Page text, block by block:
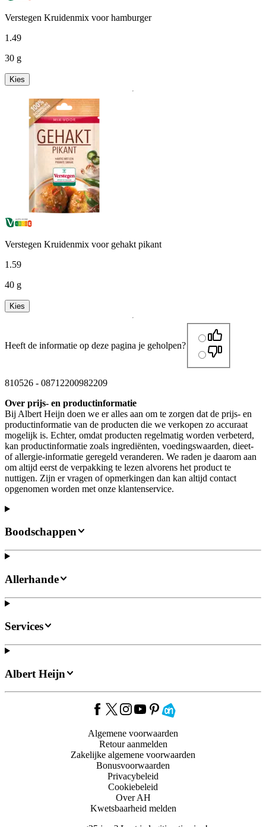
Verstegen Kruidenmix voor hamburger
1 .49
30 g
Kies
Verstegen Kruidenmix voor gehakt pikant
1 .59
40 g
Kies
Heeft de informatie op deze pagina je geholpen?
810526 - 08712200982209
Over prijs- en productinformatie
Bij Albert Heijn doen we er alles aan om te zorgen dat de prijs- en
productinformatie van de producten die we verkopen zo accuraat
mogelijk is. Echter, omdat producten regelmatig worden verbeterd,
kan productinformatie zoals ingrediënten, voedingswaarden, dieet-
of allergie-informatie geregeld veranderen. We raden je daarom aan
om altijd eerst de verpakking te lezen alvorens het product te
nuttigen. Zijn er vragen of opmerkingen dan kan altijd contact
opgenomen worden met onze klantenservice.
Boodschappen
Allerhande
Services
Albert Heijn
Algemene voorwaarden
Retour aanmelden
Zakelijke algemene voorwaarden
Bonusvoorwaarden
Privacybeleid
Cookiebeleid
Over AH
Kwetsbaarheid melden